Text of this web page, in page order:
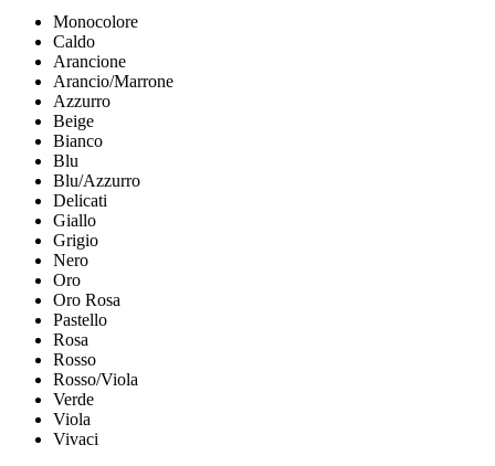
Monocolore
Caldo
Arancione
Arancio/Marrone
Azzurro
Beige
Bianco
Blu
Blu/Azzurro
Delicati
Giallo
Grigio
Nero
Oro
Oro Rosa
Pastello
Rosa
Rosso
Rosso/Viola
Verde
Viola
Vivaci